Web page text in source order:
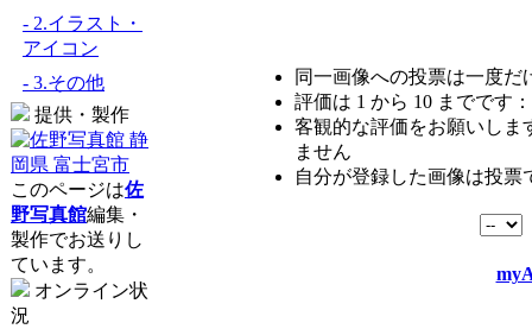
- 2.イラスト・
アイコン
- 3.その他
提供・製作
このページは佐
野写真館編集・
製作でお送りし
ています。
オンライン状
況
同一画像への投票は一度だ
評価は 1 から 10 までです
客観的な評価をお願いしま
ません
自分が登録した画像は投票